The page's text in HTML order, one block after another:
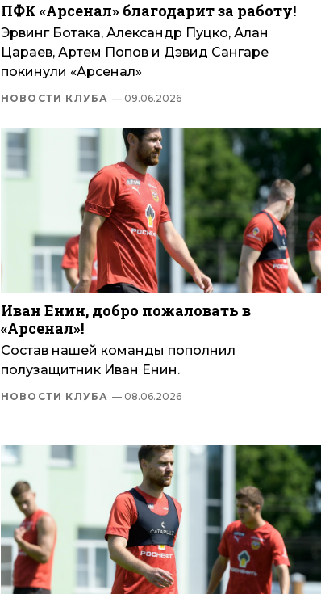
ПФК «Арсенал» благодарит за работу!
Эрвинг Ботака, Александр Пуцко, Алан
Цараев, Артем Попов и Дэвид Сангаре
покинули «Арсенал»
НОВОСТИ КЛУБА — 09.06.2026
Иван Енин, добро пожаловать в
«Арсенал»!
Состав нашей команды пополнил
полузащитник Иван Енин.
НОВОСТИ КЛУБА — 08.06.2026